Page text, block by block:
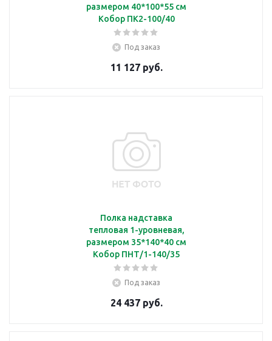
размером 40*100*55 см
Кобор ПК2-100/40
Под заказ
11 127 руб.
Полка надставка
тепловая 1-уровневая,
размером 35*140*40 см
Кобор ПНТ/1-140/35
Под заказ
24 437 руб.